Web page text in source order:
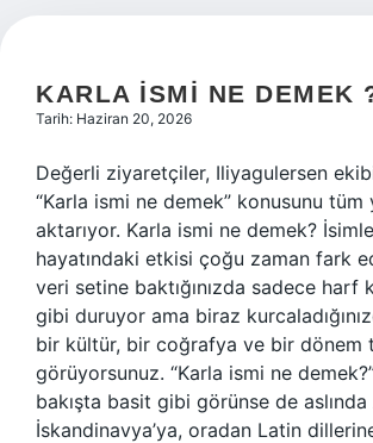
KARLA ISMI NE DEMEK
Tarih: Haziran 20, 2026
Değerli ziyaretçiler, Iliyagulersen
“Karla ismi ne demek” konusunu
aktarıyor. Karla ismi ne demek?
hayatındaki etkisi çoğu zaman fark
veri setine baktığınızda sadece harf
gibi duruyor ama biraz
bir kültür, bir coğrafya ve bir dönem
görüyorsunuz. “Karla ismi ne
bakışta basit gibi görünse de aslında
İskandinavya’ya, oradan Latin